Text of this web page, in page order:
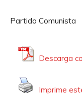
Partido Comunista
Descarga
Imprime